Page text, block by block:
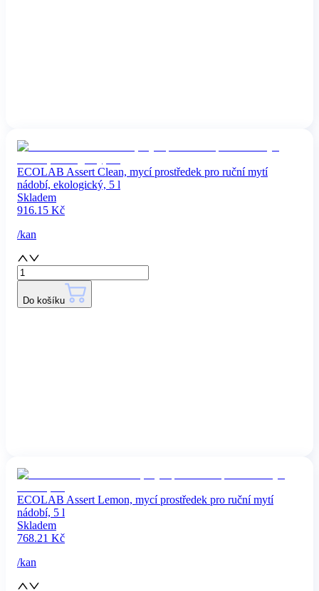
ECOLAB Assert Clean, mycí prostředek pro ruční mytí
nádobí, ekologický, 5 l
Skladem
916.15 Kč
/kan
Do košíku
ECOLAB Assert Lemon, mycí prostředek pro ruční mytí
nádobí, 5 l
Skladem
768.21 Kč
/kan